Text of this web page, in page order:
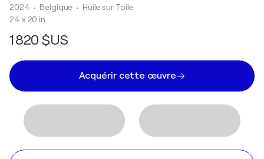
2024 • Belgique • Huile sur Toile
24 x 20 in
1 820 $US
Acquérir cette œuvre